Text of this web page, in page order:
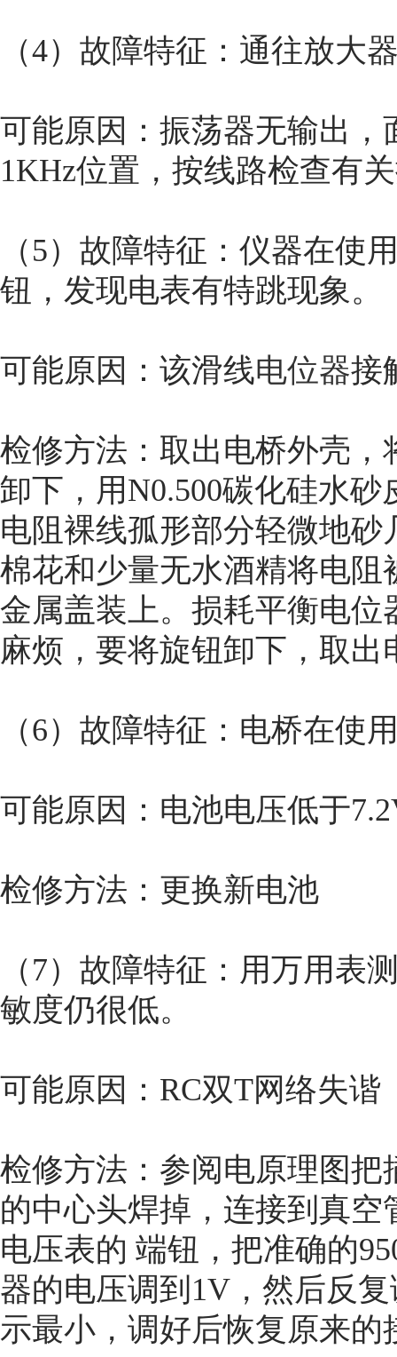
（4）故障特征：通往放大
可能原因：振荡器无输出
1KHz位置，按线路检查有
（5）故障特征：仪器在使
钮，发现电表有特跳现象。
可能原因：该滑线电位器接
检修方法：取出电桥外壳
卸下，用N0.500碳化硅水
电阻裸线孤形部分轻微地
棉花和少量无水酒精将电
金属盖装上。损耗平衡电
麻烦，要将旋钮卸下，取
（6）故障特征：电桥在使
可能原因：电池电压低于
检修方法：更换新电池
（7）故障特征：用万用表
敏度仍很低。
可能原因：RC双T网络失谐
检修方法：参阅电原理图把
的中心头焊掉，连接到真
电压表的 端钮，把准确的
器的电压调到1V，然后反
示最小，调好后恢复原来的